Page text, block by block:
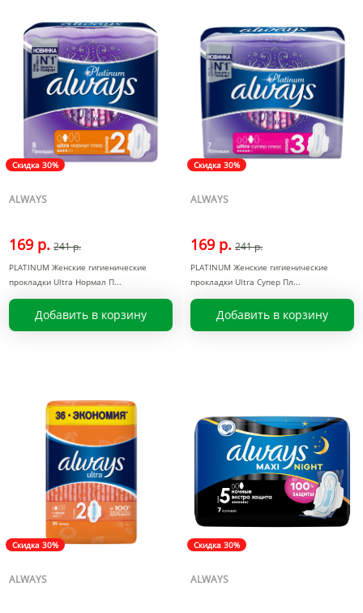
Скидка 30%
ALWAYS
169 р. 241 р.
PLATINUM Женские гигиенические
прокладки Ultra Нормал П
Добавить в корзину
Скидка 30%
ALWAYS
169 р. 241 р.
PLATINUM Женские гигиенические
прокладки Ultra Супер Пл
Добавить в корзину
Скидка 30%
ALWAYS
Скидка 30%
ALWAYS